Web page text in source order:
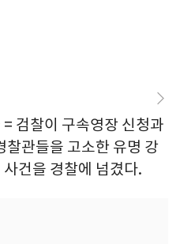
검찰이 구속영장 신청과
찰관들을 고소한 유명 강
건을 경찰에 넘겼다.